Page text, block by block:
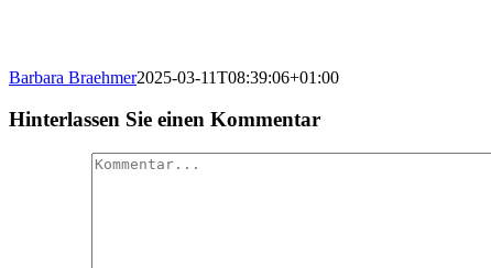
Barbara Braehmer2025-03-11T08:39:06+01:00
Hinterlassen Sie einen Kommentar